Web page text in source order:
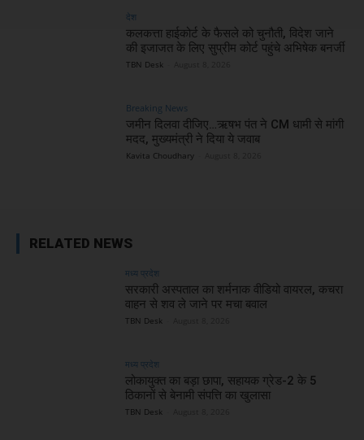
देश
कलकत्ता हाईकोर्ट के फैसले को चुनौती, विदेश जाने
की इजाजत के लिए सुप्रीम कोर्ट पहुंचे अभिषेक बनर्जी
TBN Desk
Breaking News
जमीन दिलवा दीजिए…ऋषभ पंत ने CM धामी से मांगी
मदद, मुख्यमंत्री ने दिया ये जवाब
Kavita Choudhary
RELATED NEWS
मध्य प्रदेश
सरकारी अस्पताल का शर्मनाक वीडियो वायरल, कचरा
वाहन से शव ले जाने पर मचा बवाल
TBN Desk
मध्य प्रदेश
लोकायुक्त का बड़ा छापा, सहायक ग्रेड-2 के 5
ठिकानों से बेनामी संपत्ति का खुलासा
TBN Desk